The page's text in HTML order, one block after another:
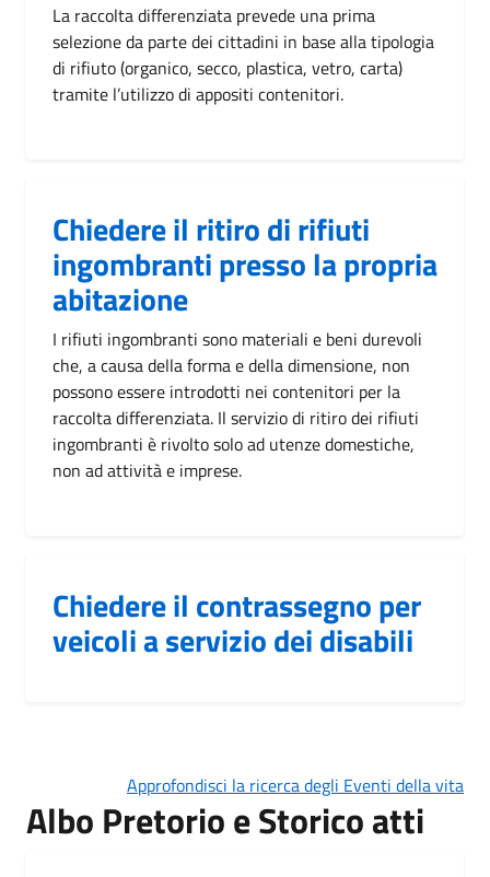
La raccolta differenziata prevede una prima
selezione da parte dei cittadini in base alla tipologia
di rifiuto (organico, secco, plastica, vetro, carta)
tramite l’utilizzo di appositi contenitori.
Chiedere il ritiro di rifiuti
ingombranti presso la propria
abitazione
I rifiuti ingombranti sono materiali e beni durevoli
che, a causa della forma e della dimensione, non
possono essere introdotti nei contenitori per la
raccolta differenziata. Il servizio di ritiro dei rifiuti
ingombranti è rivolto solo ad utenze domestiche,
non ad attività e imprese.
Chiedere il contrassegno per
veicoli a servizio dei disabili
Approfondisci la ricerca degli Eventi della vita
Albo Pretorio e Storico atti